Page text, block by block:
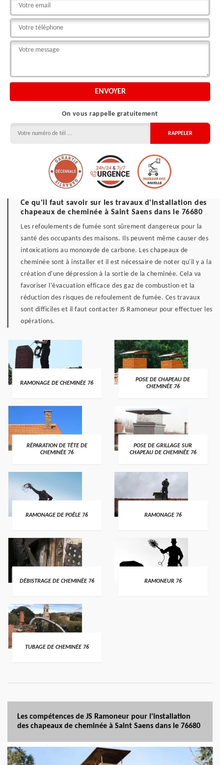
On vous rappelle gratuitement
Ce qu'il faut savoir sur les travaux d'installation des
chapeaux de cheminée à Saint Saens dans le 76680
Les refoulements de fumée sont sûrement dangereux pour la
santé des occupants des maisons. Ils peuvent même causer des
intoxications au monoxyde de carbone. Les chapeaux de
cheminée sont à installer et il est nécessaire de noter qu'il y a la
création d'une dépression à la sortie de la cheminée. Cela va
favoriser l'évacuation efficace des gaz de combustion et la
réduction des risques de refoulement de fumée. Ces travaux
sont difficiles et il faut contacter JS Ramoneur pour effectuer les
opérations.
RAMONAGE DE CHEMINÉE 76
POSE DE CHAPEAU DE
CHEMINÉE 76
RÉPARATION DE TÊTE DE
CHEMINÉE 76
POSE DE GRILLAGE SUR
CHAPEAU DE CHEMINÉE 76
RAMONAGE DE POÊLE 76 RAMONAGE 76
DÉBISTRAGE DE CHEMINÉE 76 RAMONEUR 76
TUBAGE DE CHEMINÉE 76
Les compétences de JS Ramoneur pour l'installation
des chapeaux de cheminée à Saint Saens dans le 76680